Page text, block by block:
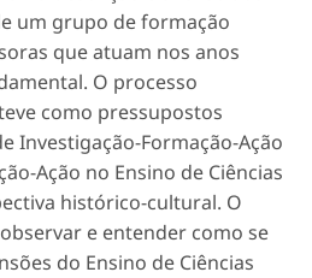
um grupo de formação
que atuam nos anos
O processo
como pressupostos
Investigação-Formação-Ação
Ação no Ensino de Ciências
histórico-cultural. O
e entender como se
do Ensino de Ciências